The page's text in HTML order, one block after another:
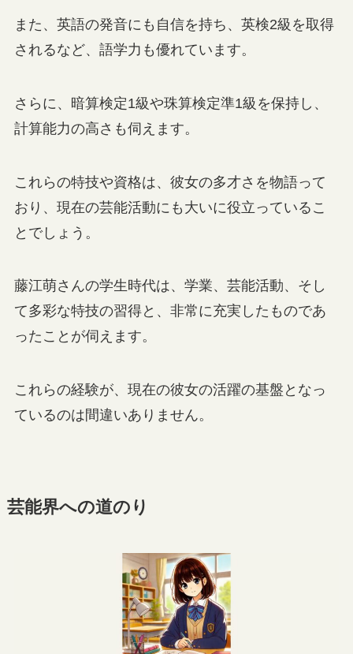
また、英語の発音にも自信を持ち、英検2級を取得
されるなど、語学力も優れています。
さらに、暗算検定1級や珠算検定準1級を保持し、
計算能力の高さも伺えます。
これらの特技や資格は、彼女の多才さを物語って
おり、現在の芸能活動にも大いに役立っているこ
とでしょう。
藤江萌さんの学生時代は、学業、芸能活動、そし
て多彩な特技の習得と、非常に充実したものであ
ったことが伺えます。
これらの経験が、現在の彼女の活躍の基盤となっ
ているのは間違いありません。
芸能界への道のり